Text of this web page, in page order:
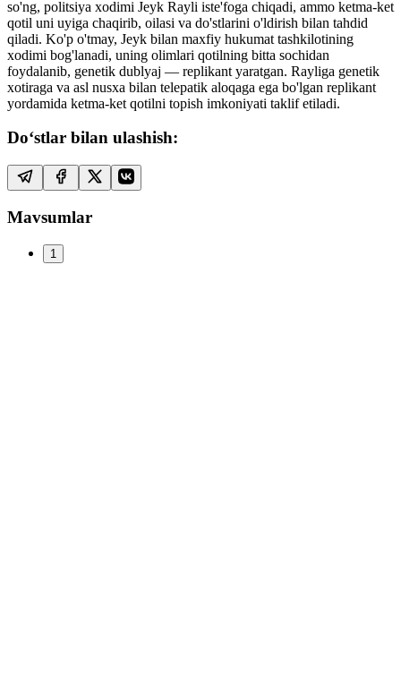
so'ng, politsiya xodimi Jeyk Rayli iste'foga chiqadi, ammo ketma-ket
qotil uni uyiga chaqirib, oilasi va do'stlarini o'ldirish bilan tahdid
qiladi. Ko'p o'tmay, Jeyk bilan maxfiy hukumat tashkilotining
xodimi bog'lanadi, uning olimlari qotilning bitta sochidan
foydalanib, genetik dublyaj — replikant yaratgan. Rayliga genetik
xotiraga va asl nusxa bilan telepatik aloqaga ega bo'lgan replikant
yordamida ketma-ket qotilni topish imkoniyati taklif etiladi.
Do‘stlar bilan ulashish:
Mavsumlar
1